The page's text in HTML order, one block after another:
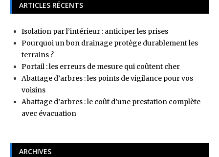
ARTICLES RÉCENTS
Isolation par l’intérieur : anticiper les prises
Pourquoi un bon drainage protège durablement les
terrains ?
Portail : les erreurs de mesure qui coûtent cher
Abattage d’arbres : les points de vigilance pour vos
voisins
Abattage d’arbres : le coût d’une prestation complète
avec évacuation
ARCHIVES